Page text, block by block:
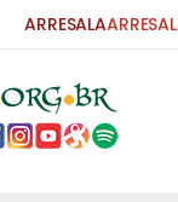
ARRESALA